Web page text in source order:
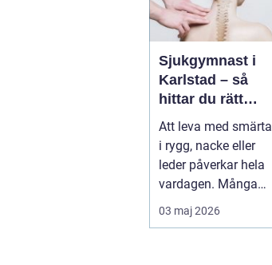
Sjukgymnast i
Karlstad – så
hittar du rätt
hjälp för smärta
och rehab
Att leva med smärta
i rygg, nacke eller
leder påverkar hela
vardagen. Många
03 maj 2026